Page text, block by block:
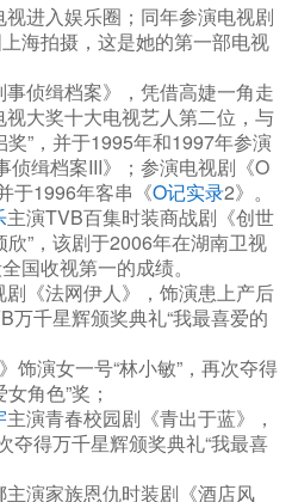
进入娱乐圈；同年参演电视剧
海拍摄，这是她的第一部电视
侦缉档案》，凭借高婕一角走
大奖十大电视艺人第二位，与
”，并于1995年和1997年参演
侦缉档案III》；参演电视剧《O
于1996年客串《O记实录2》。
主演TVB百集时装商战剧《创世
”，该剧于2006年在湖南卫视
国收视第一的成绩。
剧《法网伊人》，饰演患上产后
万千星辉颁奖典礼“我最喜爱的
饰演女一号“林小敏”，再次夺得
角色”奖；
主演青春校园剧《青出于蓝》，
夺得万千星辉颁奖典礼“我最喜
主演家族恩仇时装剧《酒店风